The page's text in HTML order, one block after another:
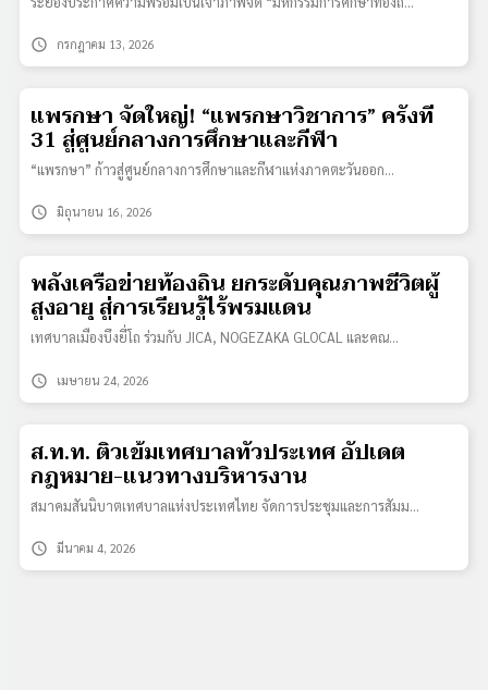
schedule กรกฎาคม 13, 2026
แพรกษา จัดใหญ่! “แพรกษาวิชาการ” ครั้งที่
31 สู่ศูนย์กลางการศึกษาและกีฬา
“แพรกษา” ก้าวสู่ศูนย์กลางการศึกษาและกีฬาแห่งภาคตะวันออก…
schedule มิถุนายน 16, 2026
พลังเครือข่ายท้องถิ่น ยกระดับคุณภาพชีวิตผู้
สูงอายุ สู่การเรียนรู้ไร้พรมแดน
เทศบาลเมืองบึงยี่โถ ร่วมกับ JICA, NOGEZAKA GLOCAL และคณ…
schedule เมษายน 24, 2026
ส.ท.ท. ติวเข้มเทศบาลทั่วประเทศ อัปเดต
กฎหมาย-แนวทางบริหารงาน
สมาคมสันนิบาตเทศบาลแห่งประเทศไทย จัดการประชุมและการสัมม…
schedule มีนาคม 4, 2026